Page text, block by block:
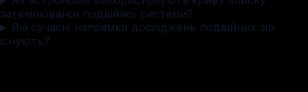
затемнюваної подвійної системи?
Які сучасні напрямки досліджень подвійних зір
існують?